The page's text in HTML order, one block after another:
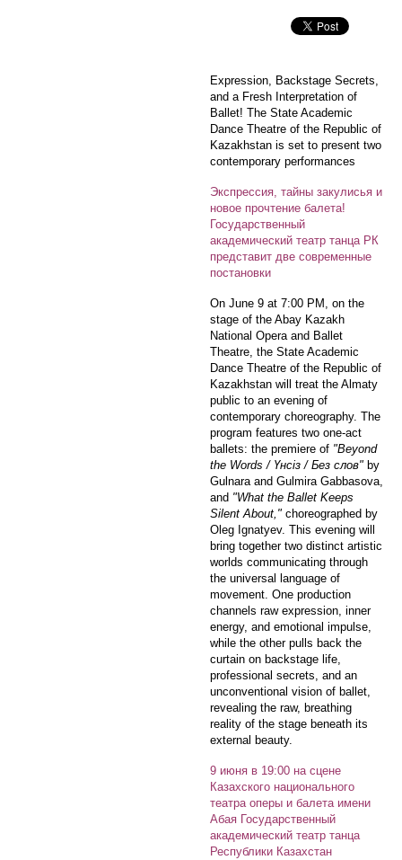
Expression, Backstage Secrets,
and a Fresh Interpretation of
Ballet! The State Academic
Dance Theatre of the Republic of
Kazakhstan is set to present two
contemporary performances
Экспрессия, тайны закулисья и
новое прочтение балета!
Государственный
академический театр танца РК
представит две современные
постановки
On June 9 at 7:00 PM, on the
stage of the Abay Kazakh
National Opera and Ballet
Theatre, the State Academic
Dance Theatre of the Republic of
Kazakhstan will treat the Almaty
public to an evening of
contemporary choreography. The
program features two one-act
ballets: the premiere of "Beyond
the Words / Үнсіз / Без слов" by
Gulnara and Gulmira Gabbasova,
and "What the Ballet Keeps
Silent About," choreographed by
Oleg Ignatyev. This evening will
bring together two distinct artistic
worlds communicating through
the universal language of
movement. One production
channels raw expression, inner
energy, and emotional impulse,
while the other pulls back the
curtain on backstage life,
professional secrets, and an
unconventional vision of ballet,
revealing the raw, breathing
reality of the stage beneath its
external beauty.
9 июня в 19:00 на сцене
Казахского национального
театра оперы и балета имени
Абая Государственный
академический театр танца
Республики Казахстан